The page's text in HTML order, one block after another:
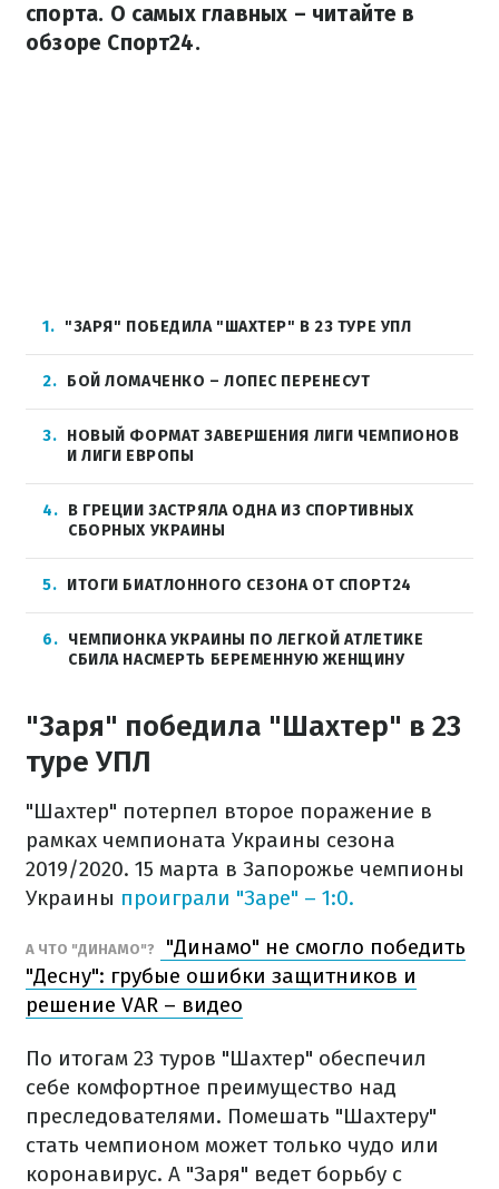
спорта. О самых главных – читайте в
обзоре Спорт24.
1 "ЗАРЯ" ПОБЕДИЛА "ШАХТЕР" В 23 ТУРЕ УПЛ
2 БОЙ ЛОМАЧЕНКО – ЛОПЕС ПЕРЕНЕСУТ
3
НОВЫЙ ФОРМАТ ЗАВЕРШЕНИЯ ЛИГИ ЧЕМПИОНОВ
И ЛИГИ ЕВРОПЫ
4
В ГРЕЦИИ ЗАСТРЯЛА ОДНА ИЗ СПОРТИВНЫХ
СБОРНЫХ УКРАИНЫ
5 ИТОГИ БИАТЛОННОГО СЕЗОНА ОТ СПОРТ24
6
ЧЕМПИОНКА УКРАИНЫ ПО ЛЕГКОЙ АТЛЕТИКЕ
СБИЛА НАСМЕРТЬ БЕРЕМЕННУЮ ЖЕНЩИНУ
"Заря" победила "Шахтер" в 23
туре УПЛ
"Шахтер" потерпел второе поражение в
рамках чемпионата Украины сезона
2019/2020. 15 марта в Запорожье чемпионы
Украины проиграли "Заре" – 1:0.
А ЧТО "ДИНАМО"?
"Динамо" не смогло победить
"Десну": грубые ошибки защитников и
решение VAR – видео
По итогам 23 туров "Шахтер" обеспечил
себе комфортное преимущество над
преследователями. Помешать "Шахтеру"
стать чемпионом может только чудо или
коронавирус. А "Заря" ведет борьбу с